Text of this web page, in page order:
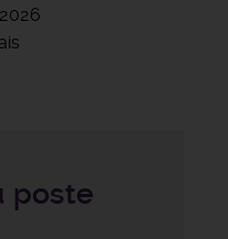
poste